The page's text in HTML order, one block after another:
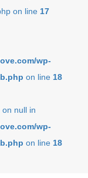
on line 17
wp-
on line 18
null in
wp-
on line 18